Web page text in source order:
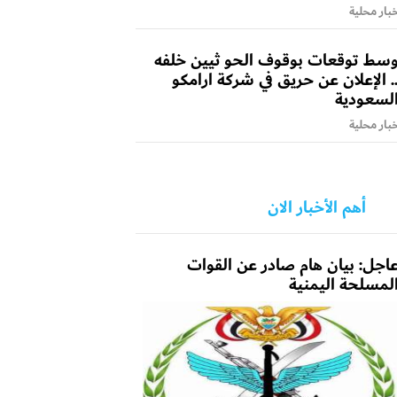
محلية
وسط توقعات بوقوف الحو ثيين خلفه
.. الإعلان عن حريق في شركة ارامكو
السعودية
محلية
أهم الأخبار الان
بيان هام صادر عن القوات
المسلحة اليمنية